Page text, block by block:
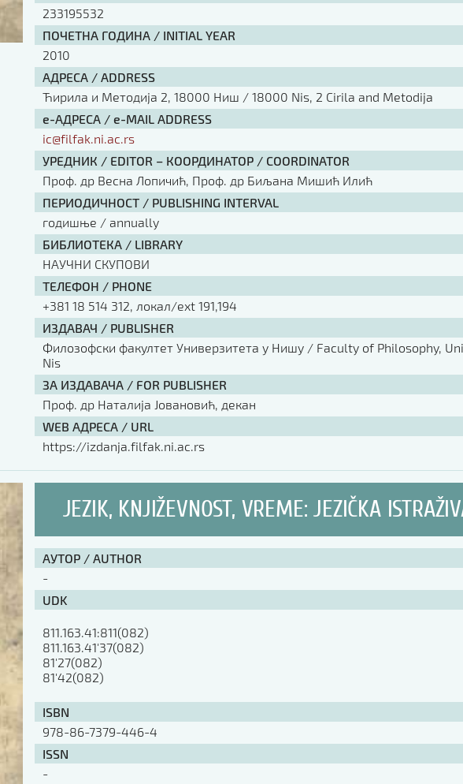
233195532
ПОЧЕТНА ГОДИНА / INITIAL YEAR
2010
АДРЕСА / ADDRESS
Ћирила и Методија 2, 18000 Ниш / 18000 Nis, 2 Cirila and Metodija
е-АДРЕСА / e-MAIL ADDRESS
ic@filfak.ni.ac.rs
УРЕДНИК / EDITOR – КООРДИНАТОР / COORDINATOR
Проф. др Весна Лопичић, Проф. др Биљана Мишић Илић
ПЕРИОДИЧНОСТ / PUBLISHING INTERVAL
годишње / annually
БИБЛИОТЕКА / LIBRARY
НАУЧНИ СКУПОВИ
ТЕЛЕФОН / PHONE
+381 18 514 312, локал/ext 191,194
ИЗДАВАЧ / PUBLISHER
Филозофски факултет Универзитета у Нишу / Faculty of Philosophy,
Nis
ЗА ИЗДАВАЧА / FOR PUBLISHER
Проф. др Наталија Јовановић, декан
WEB АДРЕСА / URL
https://izdanja.filfak.ni.ac.rs
JEZIK, KNJIŽEVNOST, VREME: JEZIČKA
АУТОР / AUTHOR
-
UDK
811.163.41:811(082)
811.163.41'37(082)
81'27(082)
81'42(082)
ISBN
978-86-7379-446-4
ISSN
-